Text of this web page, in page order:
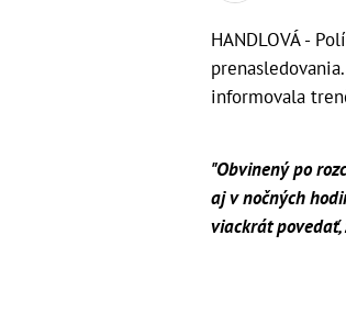
HANDLOVÁ -
informovala
"Obvinený po
aj v nočných
viackrát povedať,